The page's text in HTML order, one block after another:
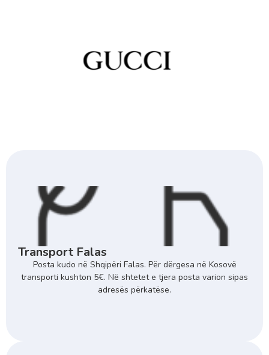
Transport Falas
Posta kudo në Shqipëri Falas. Për dërgesa në Kosovë
transporti kushton 5€. Në shtetet e tjera posta varion sipas
adresës përkatëse.